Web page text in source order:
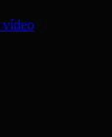
vídeo